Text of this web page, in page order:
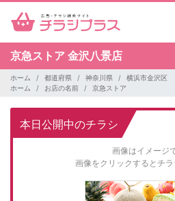
京急ストア 金沢八景店
ホーム 都道府県 神奈川県
横浜市金沢区
ホーム
お店の名前 京急ストア
本日公開中のチラシ
画像はイメージ
画像をクリックするとチラ